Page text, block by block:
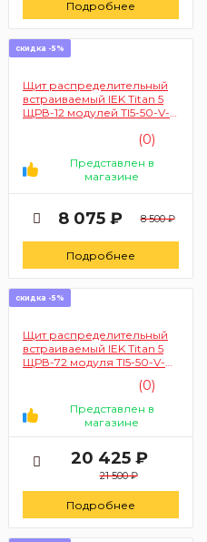
Подробнее
скидка -5%
Щит распределительный
встраиваемый IEK Titan 5
ЩРВ-12 модулей TI5-50-V-
(0)
Представлен в
магазине
8 075 ₽ 8 500 ₽
Подробнее
скидка -5%
Щит распределительный
встраиваемый IEK Titan 5
ЩРВ-72 модуля TI5-50-V-
(0)
Представлен в
магазине
20 425 ₽
21 500 ₽
Подробнее